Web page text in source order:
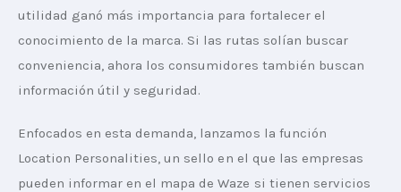
utilidad ganó más importancia para fortalecer el
conocimiento de la marca. Si las rutas solían buscar
conveniencia, ahora los consumidores también buscan
información útil y seguridad.
Enfocados en esta demanda, lanzamos la función
Location Personalities, un sello en el que las empresas
pueden informar en el mapa de Waze si tienen servicios